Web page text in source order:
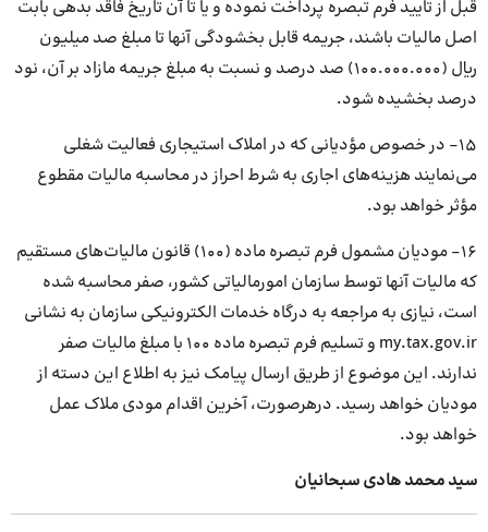
قبل از تایید فرم تبصره پرداخت نموده و یا تا آن تاریخ فاقد بدهی بابت
اصل مالیات باشند، جریمه قابل بخشودگی آنها تا مبلغ صد میلیون
ریال (۱۰۰.۰۰۰.۰۰۰) صد درصد و نسبت به مبلغ جریمه مازاد بر آن، نود
درصد بخشیده شود.
۱۵- در خصوص مؤدیانی که در املاک استیجاری فعالیت شغلی
می‌نمایند هزینه‌های اجاری به شرط احراز در محاسبه مالیات مقطوع
مؤثر خواهد بود.
۱۶- مودیان مشمول فرم تبصره ماده (۱۰۰) قانون مالیات‌های مستقیم
که مالیات آنها توسط سازمان امورمالیاتی کشور، صفر محاسبه شده
است، نیازی به مراجعه به درگاه خدمات الکترونیکی سازمان به نشانی
my.tax.gov.ir و تسلیم فرم تبصره ماده ۱۰۰ با مبلغ مالیات صفر
ندارند. این موضوع از طریق ارسال پیامک نیز به اطلاع این دسته از
مودیان خواهد رسید. درهرصورت، آخرین اقدام مودی ملاک عمل
خواهد بود.
سید محمد هادی سبحانیان